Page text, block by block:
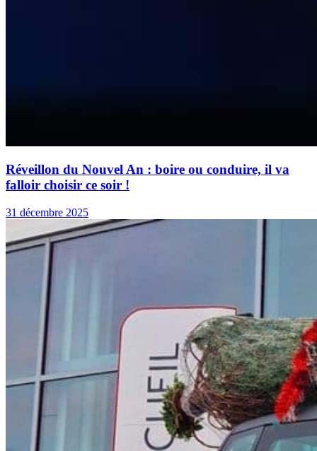
Réveillon du Nouvel An : boire ou conduire, il va
falloir choisir ce soir !
31 décembre 2025